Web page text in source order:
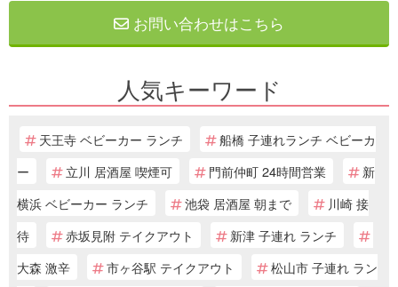
お問い合わせはこちら
人気キーワード
天王寺 ベビーカー ランチ
船橋 子連れランチ ベビーカ
ー
立川 居酒屋 喫煙可 門前仲町 24時間営業
新
横浜 ベビーカー ランチ
池袋 居酒屋 朝まで
川崎 接
待
赤坂見附 テイクアウト
新津 子連れ ランチ
大森 激辛
市ヶ谷駅 テイクアウト
松山市 子連れ ラン